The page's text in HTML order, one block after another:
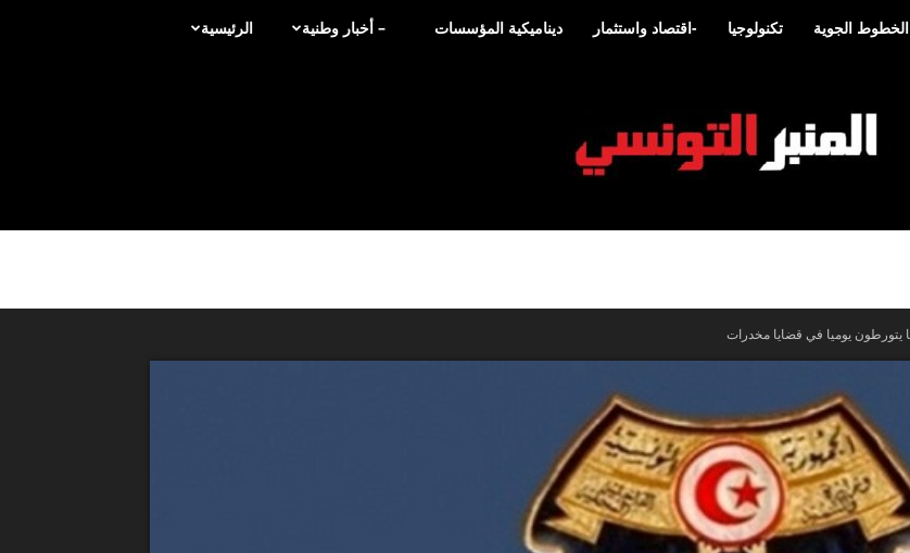
الرئيسية – أخبار وطنية ديناميكية المؤسسات -اقتصاد واستثمار تكنولوجيا الخطوط الجوية
التونسي